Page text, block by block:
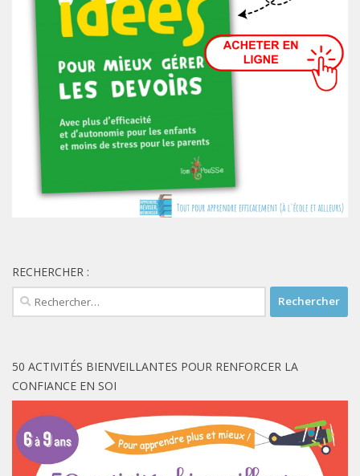
RECHERCHER :
Rechercher :
50 ACTIVITÉS BIENVEILLANTES POUR RENFORCER LA
CONFIANCE EN SOI